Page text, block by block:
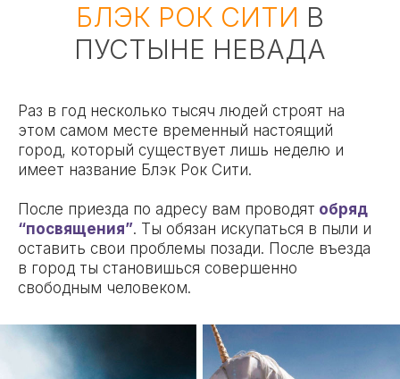
БЛЭК РОК СИТИ В
ПУСТЫНЕ НЕВАДА
Раз в год несколько тысяч людей строят на
этом самом месте временный настоящий
город, который существует лишь неделю и
имеет название Блэк Рок Сити.
После приезда по адресу вам проводят обряд
“посвящения”. Ты обязан искупаться в пыли и
оставить свои проблемы позади. После въезда
в город ты становишься совершенно
свободным человеком.